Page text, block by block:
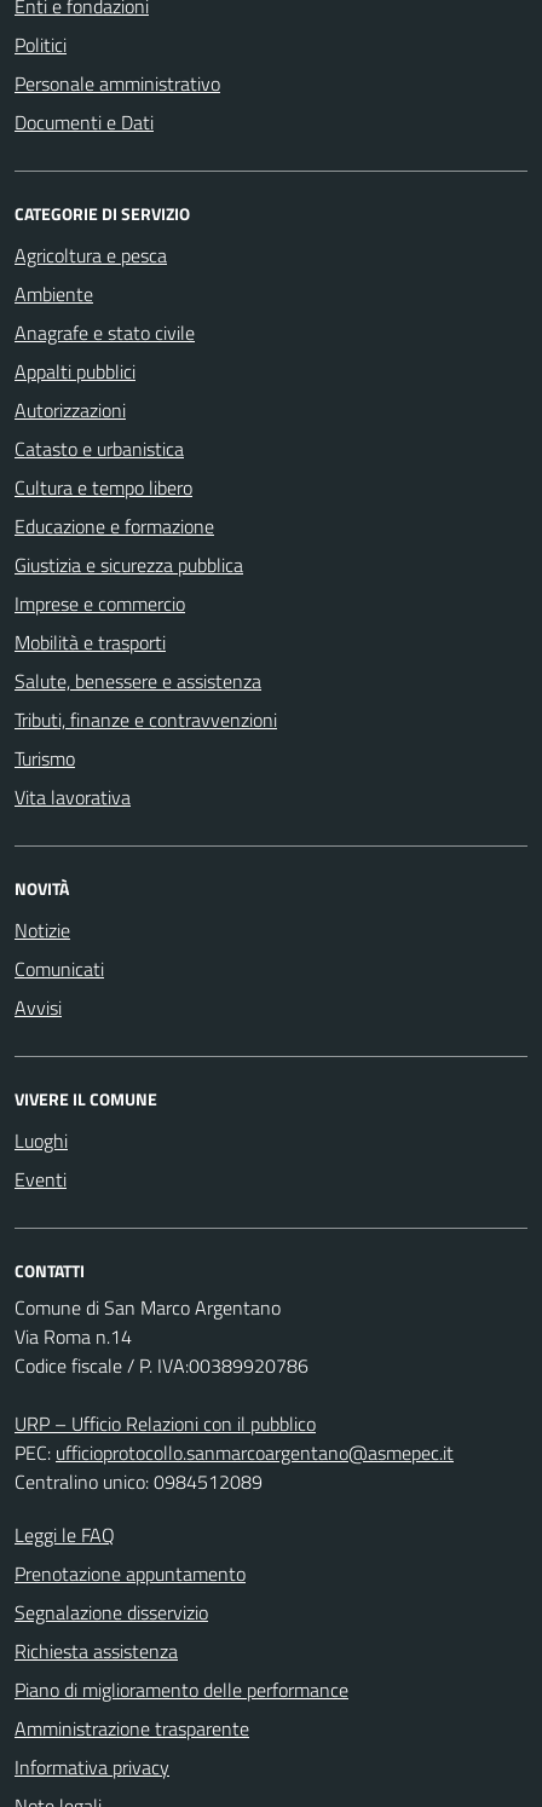
Politici
Personale amministrativo
Documenti e Dati
CATEGORIE DI SERVIZIO
Agricoltura e pesca
Ambiente
Anagrafe e stato civile
Appalti pubblici
Autorizzazioni
Catasto e urbanistica
Cultura e tempo libero
Educazione e formazione
Giustizia e sicurezza pubblica
Imprese e commercio
Mobilità e trasporti
Salute, benessere e assistenza
Tributi, finanze e contravvenzioni
Turismo
Vita lavorativa
NOVITÀ
Notizie
Comunicati
Avvisi
VIVERE IL COMUNE
Luoghi
Eventi
CONTATTI
Comune di San Marco Argentano
Via Roma n.14
Codice fiscale / P. IVA:00389920786
URP – Ufficio Relazioni con il pubblico
PEC: ufficioprotocollo.sanmarcoargentano@asmepec.it
Centralino unico: 0984512089
Leggi le FAQ
Prenotazione appuntamento
Segnalazione disservizio
Richiesta assistenza
Piano di miglioramento delle performance
Amministrazione trasparente
Informativa privacy